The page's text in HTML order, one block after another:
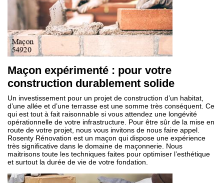
Maçon expérimenté : pour votre
construction durablement solide
Un investissement pour un projet de construction d’un habitat,
d’une allée et d’une terrasse est une somme très conséquent. Ce
qui est tout à fait raisonnable si vous attendez une longévité
opérationnelle de votre infrastructure. Pour être sûr de la mise en
route de votre projet, nous vous invitons de nous faire appel.
Rosenty Rénovation est un maçon qui dispose une expérience
très significative dans le domaine de maçonnerie. Nous
maitrisons toute les techniques faites pour optimiser l’esthétique
et surtout la durée de vie de votre fondation.